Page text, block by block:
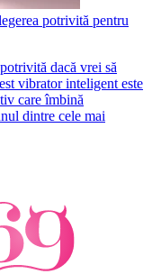
potrivită pentru
dacă vrei să
vibrator inteligent este
care îmbină
dintre cele mai